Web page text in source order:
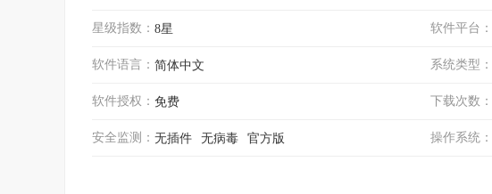
星级指数： 8星 软件平台：
软件语言： 简体中文 系统类型：
软件授权： 免费 下载次数：
安全监测： 无插件 无病毒 官方版 操作系统：